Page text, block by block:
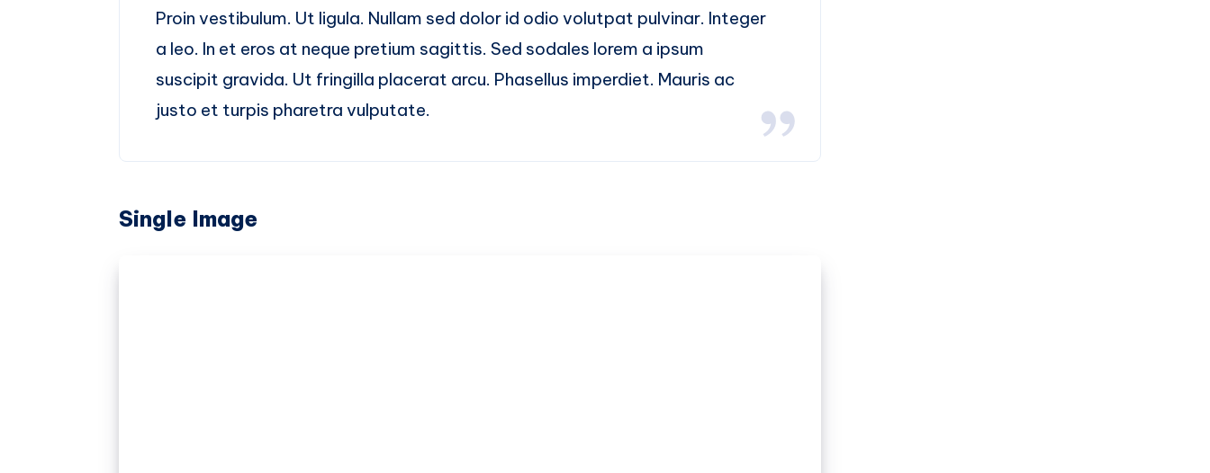
Proin vestibulum. Ut ligula. Nullam sed dolor id odio volutpat pulvinar. Integer
a leo. In et eros at neque pretium sagittis. Sed sodales lorem a ipsum
suscipit gravida. Ut fringilla placerat arcu. Phasellus imperdiet. Mauris ac
justo et turpis pharetra vulputate.
Single Image